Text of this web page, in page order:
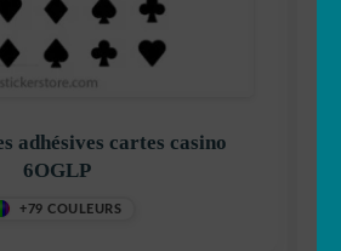
adhésives cartes casino
6OGLP
+79 COULEURS